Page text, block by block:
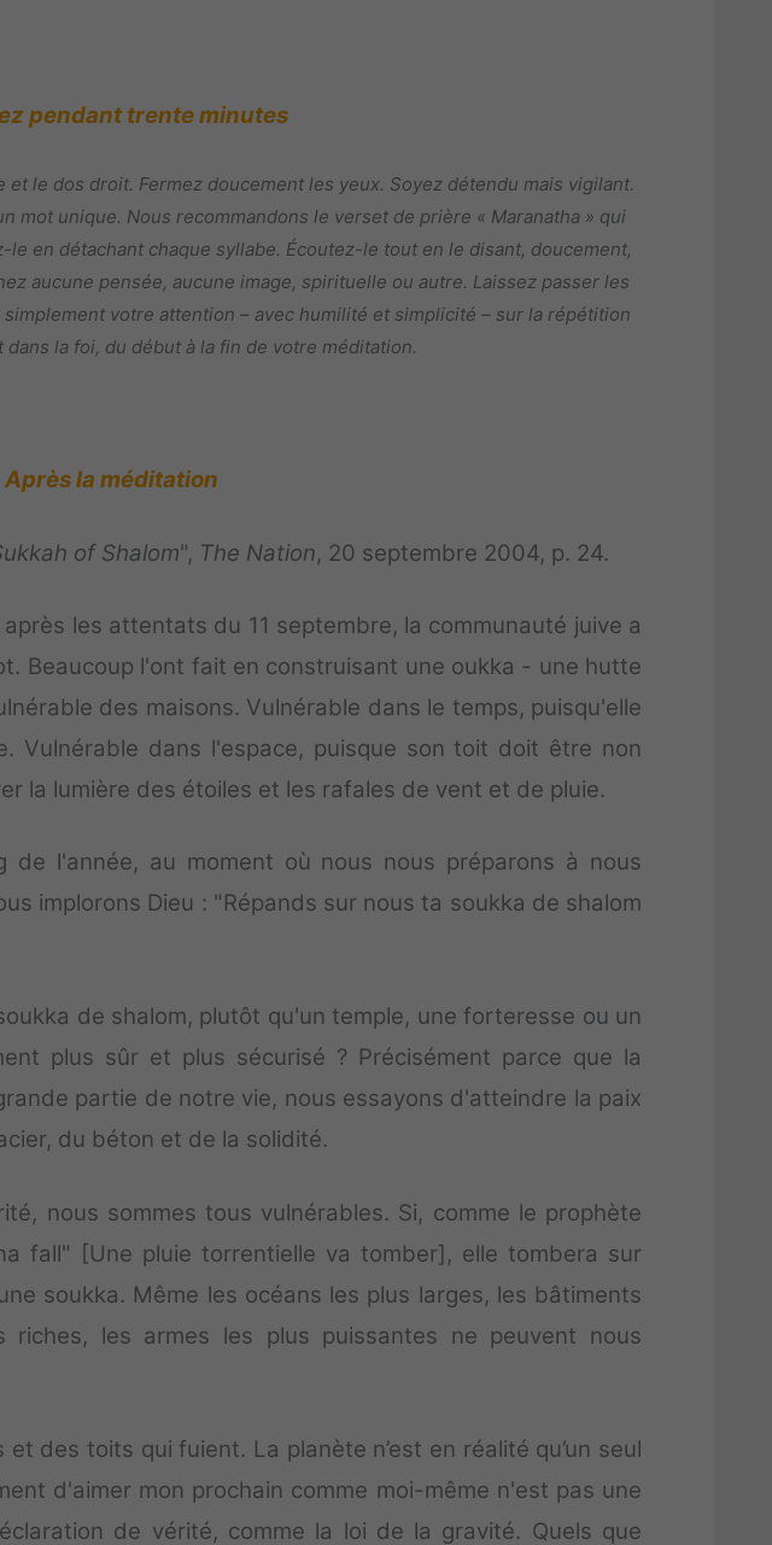
pendant trente minutes
le dos droit. Fermez doucement les yeux. Soyez détendu mais vigilant.
mot unique. Nous recommandons le verset de prière « Maranatha » qui
en détachant chaque syllabe. Écoutez-le tout en le disant, doucement,
aucune pensée, aucune image, spirituelle ou autre. Laissez passer les
votre attention – avec humilité et simplicité – sur la répétition
la foi, du début à la fin de votre méditation.
Après la méditation
of Shalom", The Nation, 20 septembre 2004, p. 24.
les attentats du 11 septembre, la communauté juive a
Beaucoup l'ont fait en construisant une oukka - une hutte
des maisons. Vulnérable dans le temps, puisqu'elle
Vulnérable dans l'espace, puisque son toit doit être non
la lumière des étoiles et les rafales de vent et de pluie.
l'année, au moment où nous nous préparons à nous
implorons Dieu : "Répands sur nous ta soukka de shalom
de shalom, plutôt qu'un temple, une forteresse ou un
plus sûr et plus sécurisé ? Précisément parce que la
partie de notre vie, nous essayons d'atteindre la paix
du béton et de la solidité.
nous sommes tous vulnérables. Si, comme le prophète
fall" [Une pluie torrentielle va tomber], elle tombera sur
soukka. Même les océans les plus larges, les bâtiments
les armes les plus puissantes ne peuvent nous
des toits qui fuient. La planète n’est en réalité qu’un seul
d'aimer mon prochain comme moi-même n'est pas une
de vérité, comme la loi de la gravité. Quels que